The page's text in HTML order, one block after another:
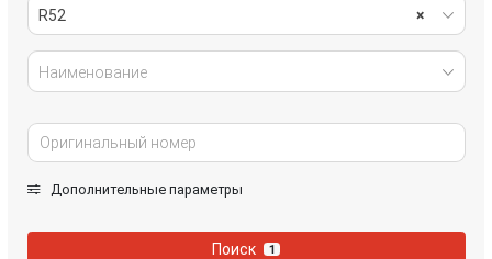
×
R52
Наименование
Дополнительные параметры
Поиск 1